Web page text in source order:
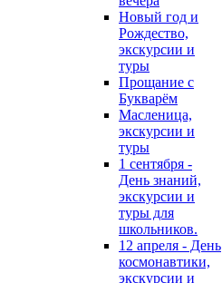
Новый год и
Рождество,
экскурсии и
туры
Прощание с
Букварём
Масленица,
экскурсии и
туры
1 сентября -
День знаний,
экскурсии и
туры для
школьников.
12 апреля - День
космонавтики,
экскурсии и